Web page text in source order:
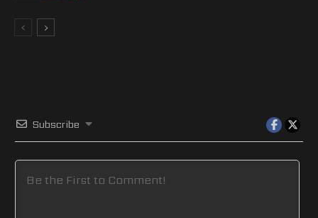
Subscribe